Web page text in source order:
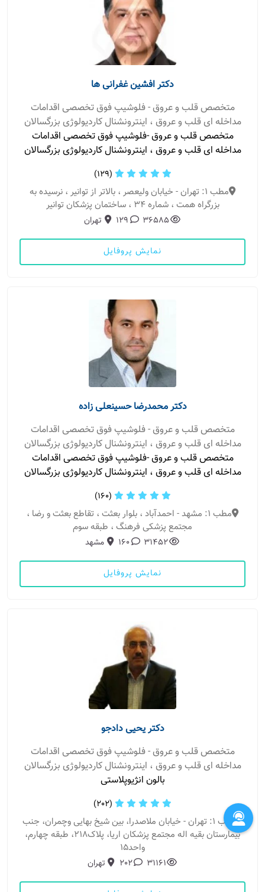
دکتر افشین غفرانی ها
متخصص قلب و عروق - فلوشیپ فوق تخصصی اقدامات
مداخله ای قلب و عروق ، اینترونشنال کاردیولوژی بزرگسالان
متخصص قلب و عروق -فلوشیپ فوق تخصصی اقدامات
مداخله ای قلب و عروق ، اینترونشنال کاردیولوژی بزرگسالان
(129)
مطب 1: تهران - خیابان ولیعصر ، بالاتر از توانیر ، نرسیده به
بزرگراه همت ، شماره 34 ، ساختمان پزشکان توانیر
36585
129 تهران
نمایش پروفایل
دکتر محمدرضا حسینعلی زاده
متخصص قلب و عروق - فلوشیپ فوق تخصصی اقدامات
مداخله ای قلب و عروق ، اینترونشنال کاردیولوژی بزرگسالان
متخصص قلب و عروق -فلوشیپ فوق تخصصی اقدامات
مداخله ای قلب و عروق ، اینترونشنال کاردیولوژی بزرگسالان
(160)
مطب 1: مشهد - احمدآباد ، بلوار بعثت ، تقاطع بعثت و رضا ،
مجتمع پزشکی فرهنگ ، طبقه سوم
31452
160 مشهد
نمایش پروفایل
دکتر یحیی دادجو
متخصص قلب و عروق - فلوشیپ فوق تخصصی اقدامات
مداخله ای قلب و عروق ، اینترونشنال کاردیولوژی بزرگسالان
بالون انژیوپلاستی
(202)
مطب 1: تهران - خیابان ملاصدرا، بین شیخ بهایی وچمران، جنب
بیمارستان بقیه اله مجتمع پزشکان اریا، پلاک۲۱۸، طبقه چهارم،
واحد۱۵
31161
202 تهران